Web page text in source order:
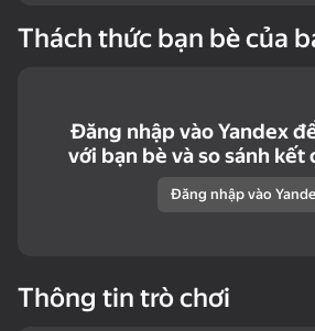
Evolution
Hidden Objects: Island
Secrets
Pegs PuzzleHeap
Thách thức bạn bè của
Đăng nhập vào Yandex
với bạn bè và so sánh kết
Đăng nhập vào
Thông tin trò chơi